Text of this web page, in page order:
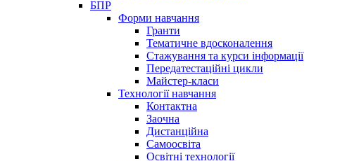
БПР
Форми навчання
Гранти
Тематичне вдосконалення
Стажування та курси інформації
Передатестаційні цикли
Майстер-класи
Технології навчання
Контактна
Заочна
Дистанційна
Самоосвіта
Освітні технології